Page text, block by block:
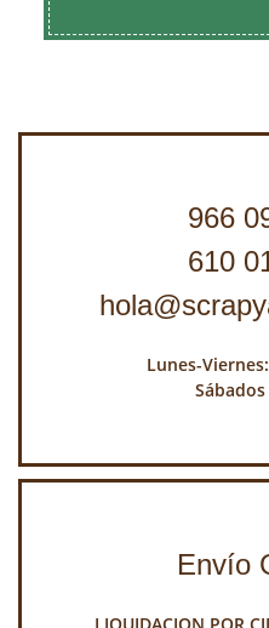
966
610
Lunes-
Sábados
Envío